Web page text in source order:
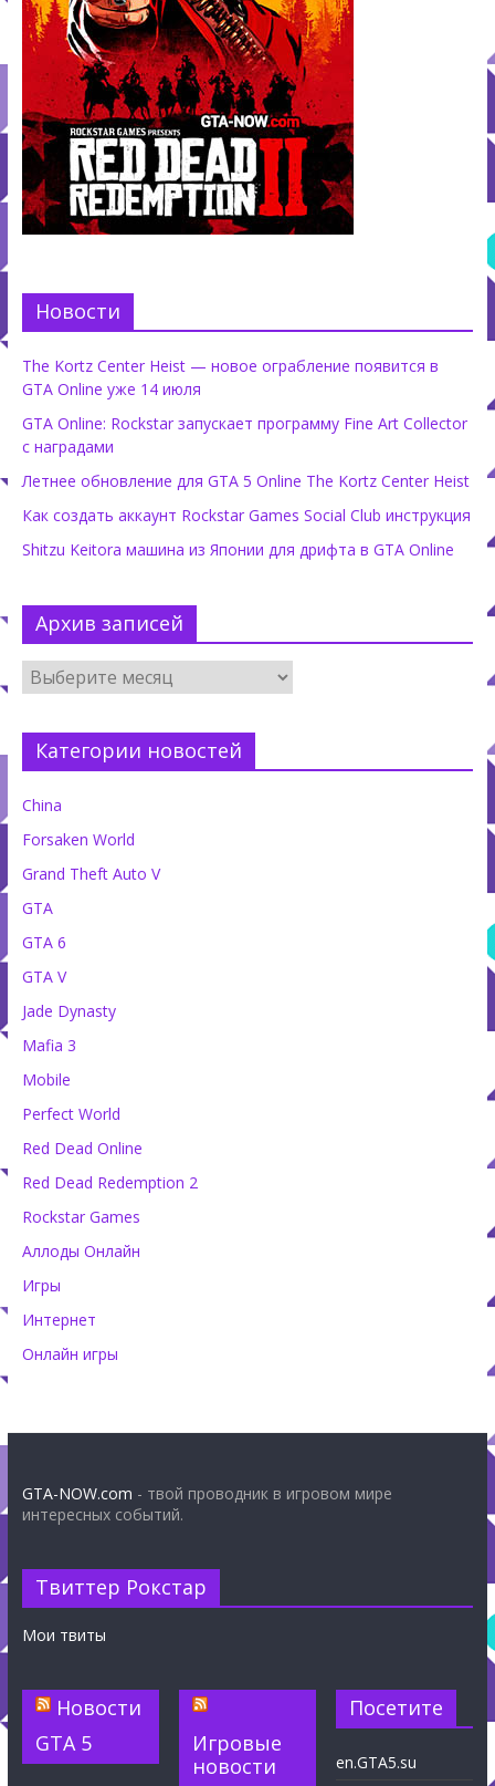
Новости
The Kortz Center Heist — новое ограбление появится в
GTA Online уже 14 июля
GTA Online: Rockstar запускает программу Fine Art Collector
с наградами
Летнее обновление для GTA 5 Online The Kortz Center Heist
Как создать аккаунт Rockstar Games Social Club инструкция
Shitzu Keitora машина из Японии для дрифта в GTA Online
Архив записей
Категории новостей
China
Forsaken World
Grand Theft Auto V
GTA
GTA 6
GTA V
Jade Dynasty
Mafia 3
Mobile
Perfect World
Red Dead Online
Red Dead Redemption 2
Rockstar Games
Аллоды Онлайн
Игры
Интернет
Онлайн игры
GTA-NOW.com - твой проводник в игровом мире
интересных событий.
Твиттер Рокстар
Мои твиты
Новости
GTA 5
Игровые
новости
Посетите
en.GTA5.su